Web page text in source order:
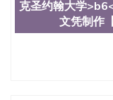
6、客户确认收
学院的毕业证成
结构（包括：水
银，LOGO烫金
镭射，紫外荧光
克圣约翰大学
文凭制作